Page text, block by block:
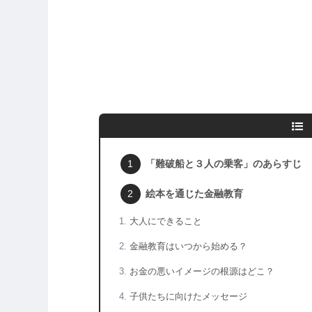
「難破船と３人の乗客」のあらすじ
絵本を通じた金融教育
大人にできること
金融教育はいつから始める？
お金の悪いイメージの根源はどこ？
子供たちに向けたメッセージ